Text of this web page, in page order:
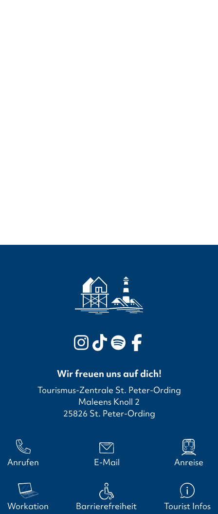
Wir freuen uns auf dich!
Tourismus-Zentrale St. Peter-Ording
Maleens Knoll 2
25826 St. Peter-Ording
Anrufen E-Mail Anreise
Workation Barrierefreiheit Tourist Infos